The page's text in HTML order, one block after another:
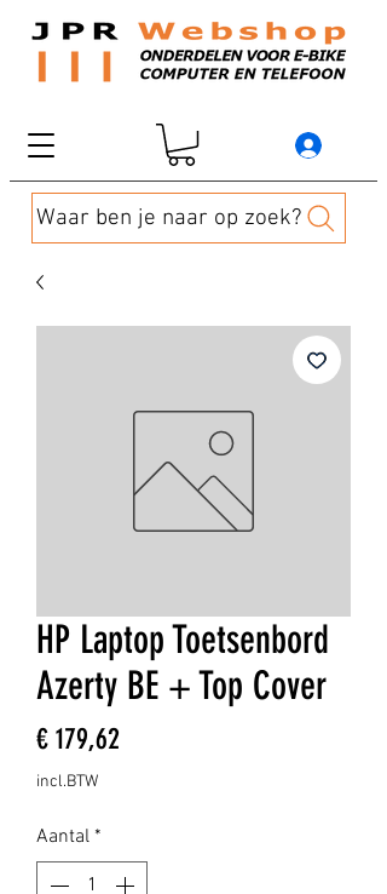
Waar ben je naar op zoek?
HP Laptop Toetsenbord
Azerty BE + Top Cover
€ 179,62
incl.BTW
Aantal *